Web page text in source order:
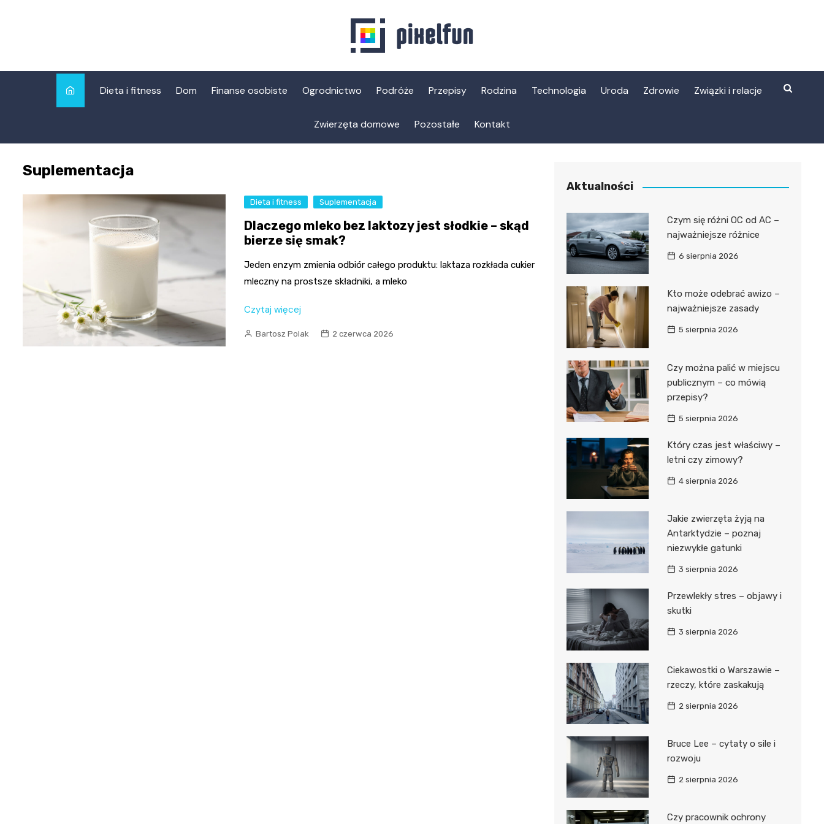
Dieta i fitness Dom Finanse osobiste Ogrodnictwo Podróże Przepisy Rodzina Technologia Uroda Zdrowie Związki i relacje
Zwierzęta domowe Pozostałe Kontakt
Suplementacja
Dieta i fitness Suplementacja
Dlaczego mleko bez laktozy jest słodkie – skąd
bierze się smak?
Jeden enzym zmienia odbiór całego produktu: laktaza rozkłada cukier
mleczny na prostsze składniki, a mleko
Czytaj więcej
Bartosz Polak 2 czerwca 2026
Aktualności
Czym się różni OC od AC –
najważniejsze różnice
6 sierpnia 2026
Kto może odebrać awizo –
najważniejsze zasady
5 sierpnia 2026
Czy można palić w miejscu
publicznym – co mówią
przepisy?
5 sierpnia 2026
Który czas jest właściwy –
letni czy zimowy?
4 sierpnia 2026
Jakie zwierzęta żyją na
Antarktydzie – poznaj
niezwykłe gatunki
3 sierpnia 2026
Przewlekły stres – objawy i
skutki
3 sierpnia 2026
Ciekawostki o Warszawie –
rzeczy, które zaskakują
2 sierpnia 2026
Bruce Lee – cytaty o sile i
rozwoju
2 sierpnia 2026
Czy pracownik ochrony